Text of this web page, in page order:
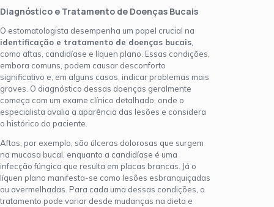
Diagnóstico e Tratamento de Doenças Bucais
O estomatologista desempenha um papel crucial na
identificação e tratamento de doenças bucais
como aftas, candidíase e líquen plano. Essas condições,
embora comuns, podem causar desconforto
significativo e, em alguns casos, indicar problemas mais
graves. O diagnóstico dessas doenças geralmente
começa com um exame clínico detalhado, onde o
especialista avalia a aparência das lesões e considera
o histórico do paciente.
Aftas, por exemplo, são úlceras dolorosas que surgem
na mucosa bucal, enquanto a candidíase é uma
infecção fúngica que resulta em placas brancas. Já o
líquen plano manifesta-se como lesões esbranquiçadas
ou avermelhadas. Para cada uma dessas condições, o
tratamento pode variar desde mudanças na dieta e